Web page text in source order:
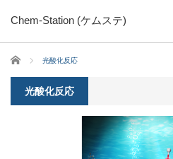
Chem-Station (ケムステ)
ホーム 光酸化反応
光酸化反応